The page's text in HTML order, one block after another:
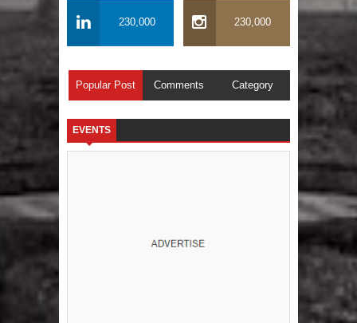
230,000 230,000
Popular Post Comments Category
EVENTS